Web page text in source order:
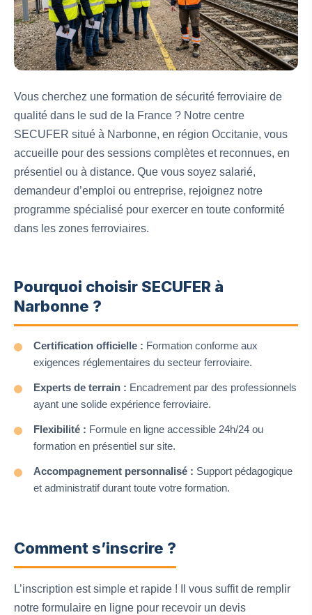
Vous cherchez une formation de sécurité ferroviaire de
qualité dans le sud de la France ? Notre centre
SECUFER situé à Narbonne, en région Occitanie, vous
accueille pour des sessions complètes et reconnues, en
présentiel ou à distance. Que vous soyez salarié,
demandeur d’emploi ou entreprise, rejoignez notre
programme spécialisé pour exercer en toute conformité
dans les zones ferroviaires.
Pourquoi choisir SECUFER à
Narbonne ?
Certification officielle : Formation conforme aux
exigences réglementaires du secteur ferroviaire.
Experts de terrain : Encadrement par des professionnels
ayant une solide expérience ferroviaire.
Flexibilité : Formule en ligne accessible 24h/24 ou
formation en présentiel sur site.
Accompagnement personnalisé : Support pédagogique
et administratif durant toute votre formation.
Comment s’inscrire ?
L’inscription est simple et rapide ! Il vous suffit de remplir
notre formulaire en ligne pour recevoir un devis